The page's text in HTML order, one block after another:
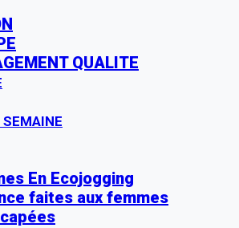
QUALITE
SEMAINE
En Ecojogging
faites aux femmes